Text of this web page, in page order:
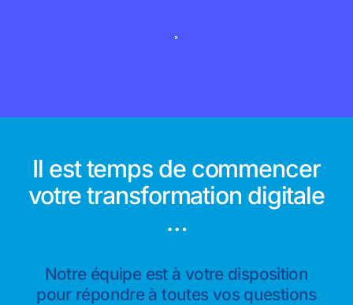
Il est temps de commencer
votre transformation digitale
…
Notre équipe est à votre disposition
pour répondre à toutes vos questions